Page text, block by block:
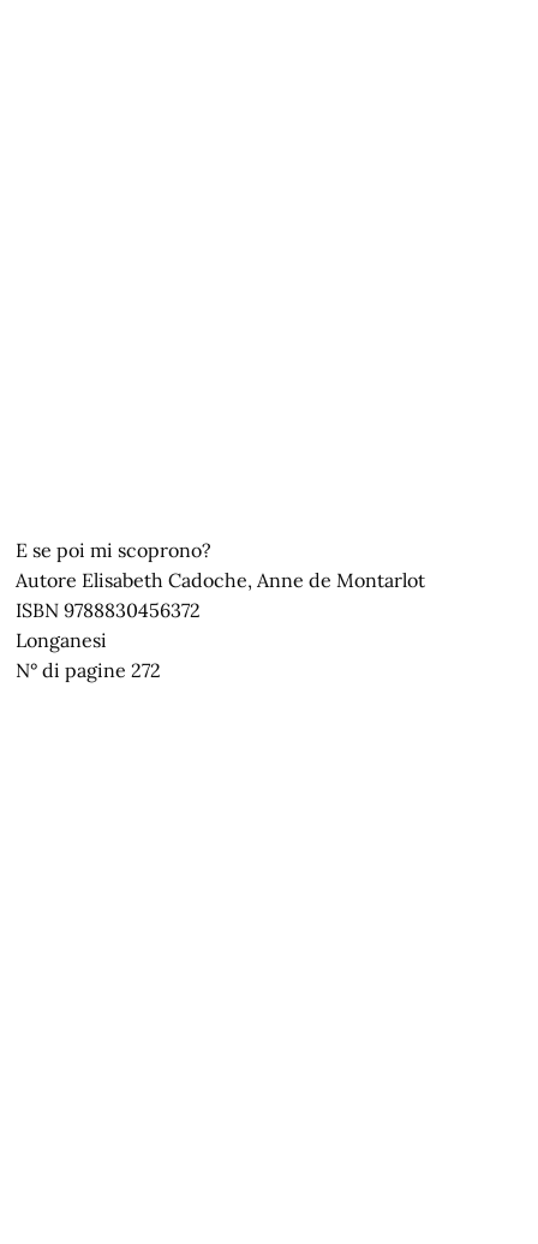
E se poi mi scoprono?
Autore Elisabeth Cadoche, Anne de Montarlot
ISBN 9788830456372
Longanesi
N° di pagine 272